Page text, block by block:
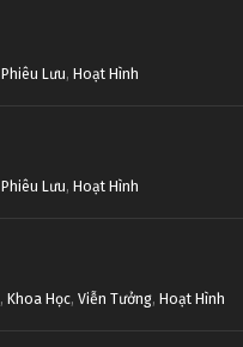
Phiêu Lưu, Hoạt Hình
Phiêu Lưu, Hoạt Hình
, Khoa Học, Viễn Tưởng, Hoạt Hình